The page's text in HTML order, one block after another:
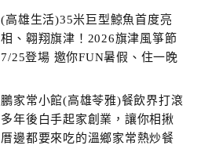
(高雄生活)35米巨型鯨魚首度亮
相、翱翔旗津！2026旗津風箏節
7/25登場 邀你FUN暑假、住一晚
鵬家常小館(高雄苓雅)餐飲界打滾
多年後白手起家創業，讓你相揪
厝邊都要來吃的溫鄉家常熱炒餐